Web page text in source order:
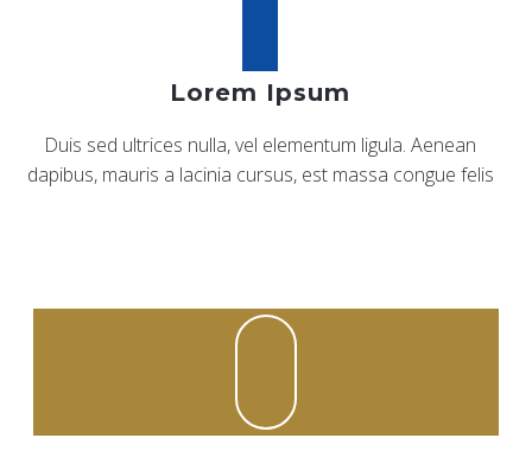
Lorem Ipsum
Duis sed ultrices nulla, vel elementum ligula. Aenean
dapibus, mauris a lacinia cursus, est massa congue felis